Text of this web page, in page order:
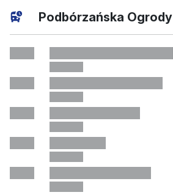
Podbórzańska Ogrody